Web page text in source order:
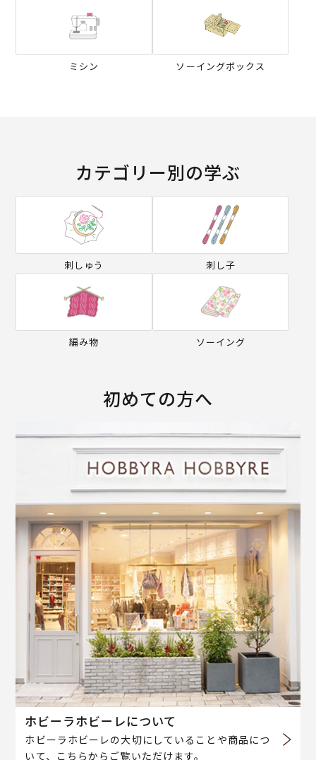
ミシン ソーイングボックス
カテゴリー別の学ぶ
刺しゅう 刺し子
編み物 ソーイング
初めての方へ
ホビーラホビーレについて
ホビーラホビーレの大切にしていることや商品につ
いて、こちらからご覧いただけます。